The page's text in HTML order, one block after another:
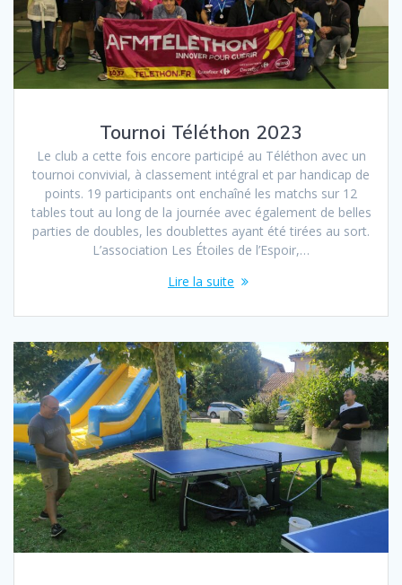
Tournoi Téléthon 2023
Le club a cette fois encore participé au Téléthon avec un
tournoi convivial, à classement intégral et par handicap de
points. 19 participants ont enchaîné les matchs sur 12
tables tout au long de la journée avec également de belles
parties de doubles, les doublettes ayant été tirées au sort.
L’association Les Étoiles de l’Espoir,…
Lire la suite